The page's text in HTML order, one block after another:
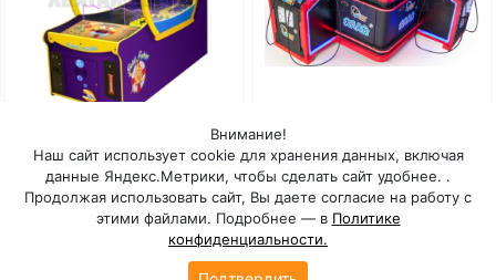
Под заказ: 31 день Под заказ: 31 день
Внимание!
Наш сайт использует cookie для хранения данных, включая
данные Яндекс.Метрики, чтобы сделать сайт удобнее. .
Продолжая использовать сайт, Вы даете согласие на работу с
этими файлами. Подробнее — в Политике
конфиденциальности.